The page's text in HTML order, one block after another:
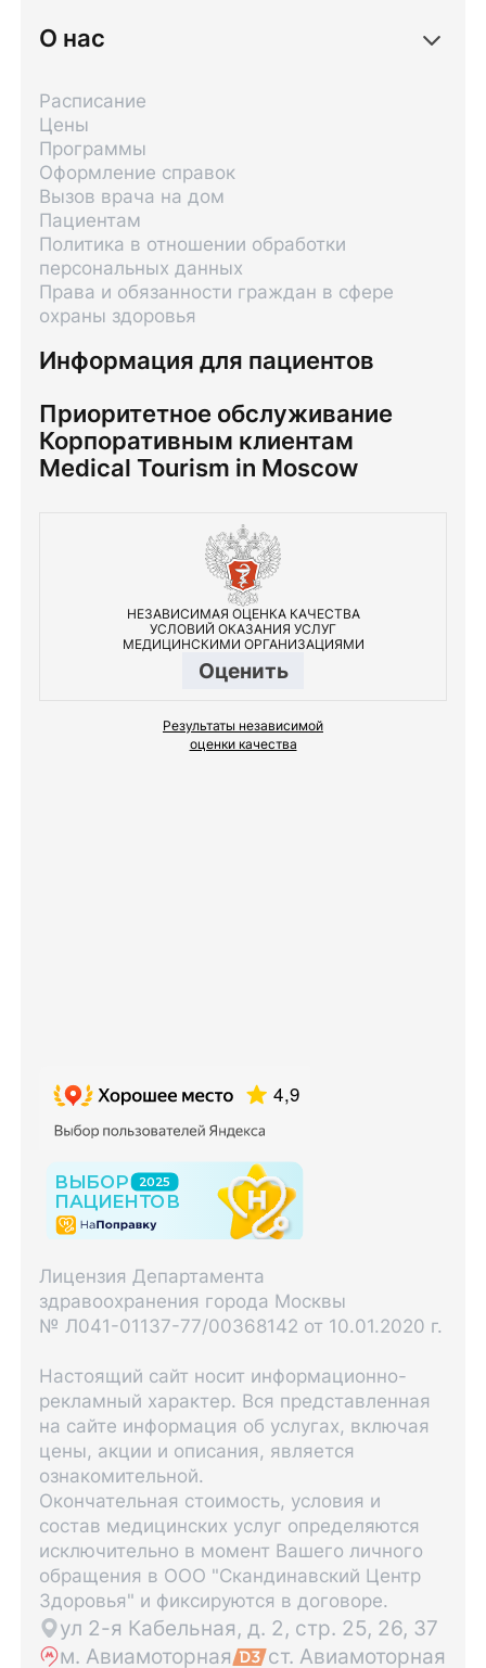
О нас
Информация для пациентов
Расписание
Цены
Программы
Оформление справок
Вызов врача на дом
Пациентам
Политика в отношении обработки
персональных данных
Права и обязанности граждан в сфере
охраны здоровья
Приоритетное обслуживание
Корпоративным клиентам
Medical Tourism in Moscow
НЕЗАВИСИМАЯ ОЦЕНКА КАЧЕСТВА
УСЛОВИЙ ОКАЗАНИЯ УСЛУГ
МЕДИЦИНСКИМИ ОРГАНИЗАЦИЯМИ
Оценить
Результаты независимой
оценки качества
Лицензия Департамента
здравоохранения города Москвы
№ Л041-01137-77/00368142 от 10.01.2020 г.
Настоящий сайт носит информационно-
рекламный характер. Вся представленная
на сайте информация об услугах, включая
цены, акции и описания, является
ознакомительной.
Окончательная стоимость, условия и
состав медицинских услуг определяются
исключительно в момент Вашего личного
обращения в ООО "Скандинавский Центр
Здоровья" и фиксируются в договоре.
ул 2-я Кабельная, д. 2, стр. 25, 26, 37
м. Авиамоторная
ст. Авиамоторная